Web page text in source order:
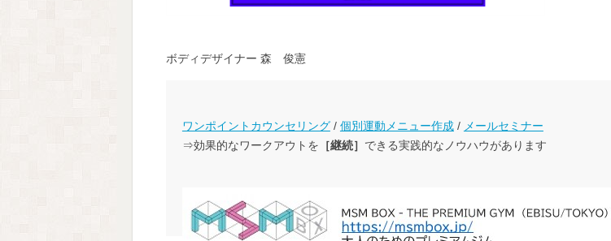
ボディデザイナー 森 俊憲
ワンポイントカウンセリング/ 個別運動メニュー作成/ メールセミナー
⇒効果的なワークアウトを ［継続］ できる実践的なノウハウがあります